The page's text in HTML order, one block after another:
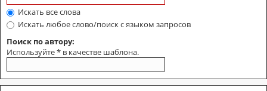
Искать все слова
Искать любое слово/поиск с языком запросов
Поиск по автору:
Используйте * в качестве шаблона.